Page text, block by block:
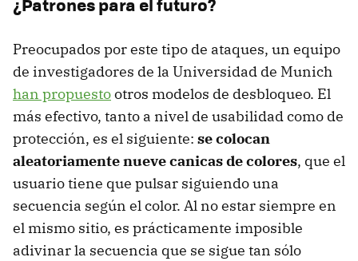
Preocupados por este tipo de ataques, un equipo
de investigadores de la Universidad de Munich
han propuestootros modelos de desbloqueo. El
más efectivo, tanto a nivel de usabilidad como de
protección, es el siguiente: se colocan
aleatoriamente nueve canicas de colores, que el
usuario tiene que pulsar siguiendo una
secuencia según el color. Al no estar siempre en
el mismo sitio, es prácticamente imposible
adivinar la secuencia que se sigue tan sólo